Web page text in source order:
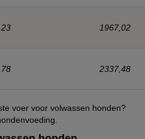
1967,02
2337,48
voer voor volwassen honden?